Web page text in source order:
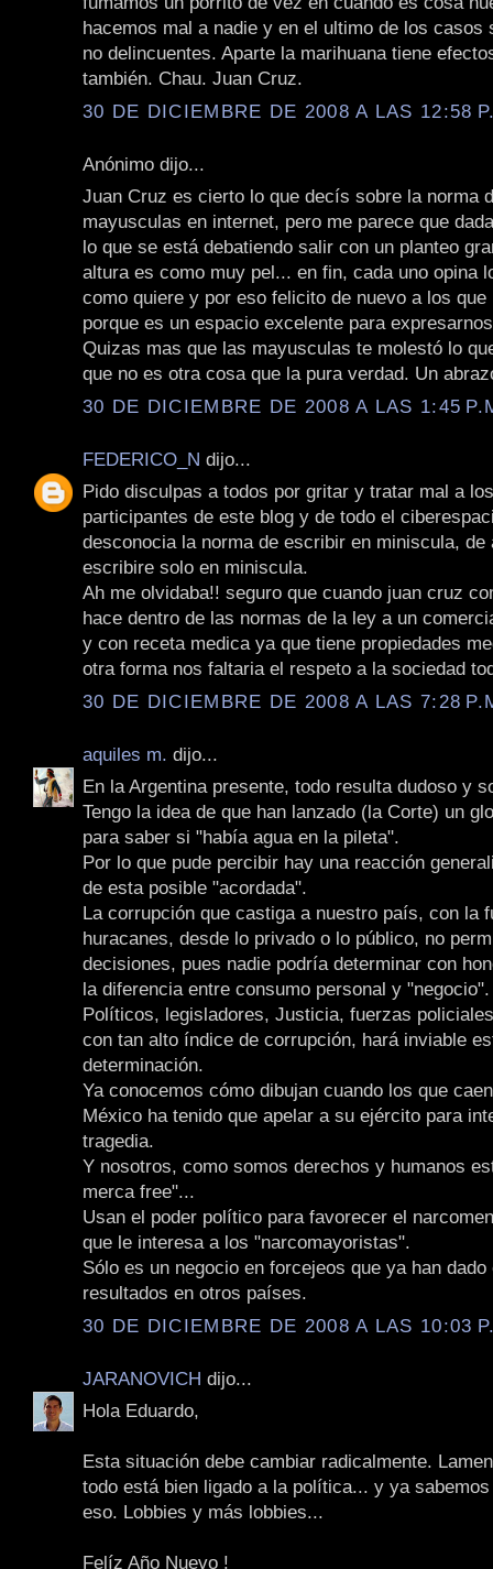
hacemos mal a nadie y en el ultimo de los casos
no delincuentes. Aparte la marihuana tiene
también. Chau. Juan Cruz.
30 DE DICIEMBRE DE 2008 A LAS 12:58
Anónimo dijo...
Juan Cruz es cierto lo que decís sobre la norma
mayusculas en internet, pero me parece que
lo que se está debatiendo salir con un planteo
altura es como muy pel... en fin, cada uno opina
como quiere y por eso felicito de nuevo a los que
porque es un espacio excelente para
Quizas mas que las mayusculas te molestó lo
que no es otra cosa que la pura verdad. Un
30 DE DICIEMBRE DE 2008 A LAS 1:45
FEDERICO_N dijo...
Pido disculpas a todos por gritar y tratar mal a
participantes de este blog y de todo el
desconocia la norma de escribir en miniscula, de
escribire solo en miniscula.
Ah me olvidaba!! seguro que cuando juan cruz
hace dentro de las normas de la ley a un
y con receta medica ya que tiene propiedades
otra forma nos faltaria el respeto a la sociedad
30 DE DICIEMBRE DE 2008 A LAS 7:28
aquiles m. dijo...
En la Argentina presente, todo resulta dudoso y
Tengo la idea de que han lanzado (la Corte) un
para saber si "había agua en la pileta".
Por lo que pude percibir hay una reacción
de esta posible "acordada".
La corrupción que castiga a nuestro país, con la
huracanes, desde lo privado o lo público, no
decisiones, pues nadie podría determinar con
la diferencia entre consumo personal y "negocio".
Políticos, legisladores, Justicia, fuerzas
con tan alto índice de corrupción, hará inviable
determinación.
Ya conocemos cómo dibujan cuando los que
México ha tenido que apelar a su ejército para
tragedia.
Y nosotros, como somos derechos y humanos
merca free"...
Usan el poder político para favorecer el
que le interesa a los "narcomayoristas".
Sólo es un negocio en forcejeos que ya han
resultados en otros países.
30 DE DICIEMBRE DE 2008 A LAS 10:03
JARANOVICH dijo...
Hola Eduardo,
Esta situación debe cambiar radicalmente.
todo está bien ligado a la política... y ya
eso. Lobbies y más lobbies...
Felíz Año Nuevo !